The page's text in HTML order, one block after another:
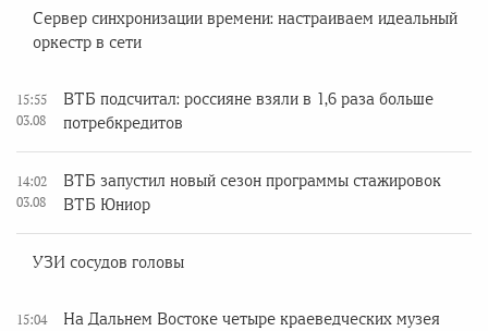
Сервер синхронизации времени: настраиваем идеальный
оркестр в сети
15:55
03.08
ВТБ подсчитал: россияне взяли в 1,6 раза больше
потребкредитов
14:02
03.08
ВТБ запустил новый сезон программы стажировок
ВТБ Юниор
УЗИ сосудов головы
15:04
На Дальнем Востоке четыре краеведческих музея